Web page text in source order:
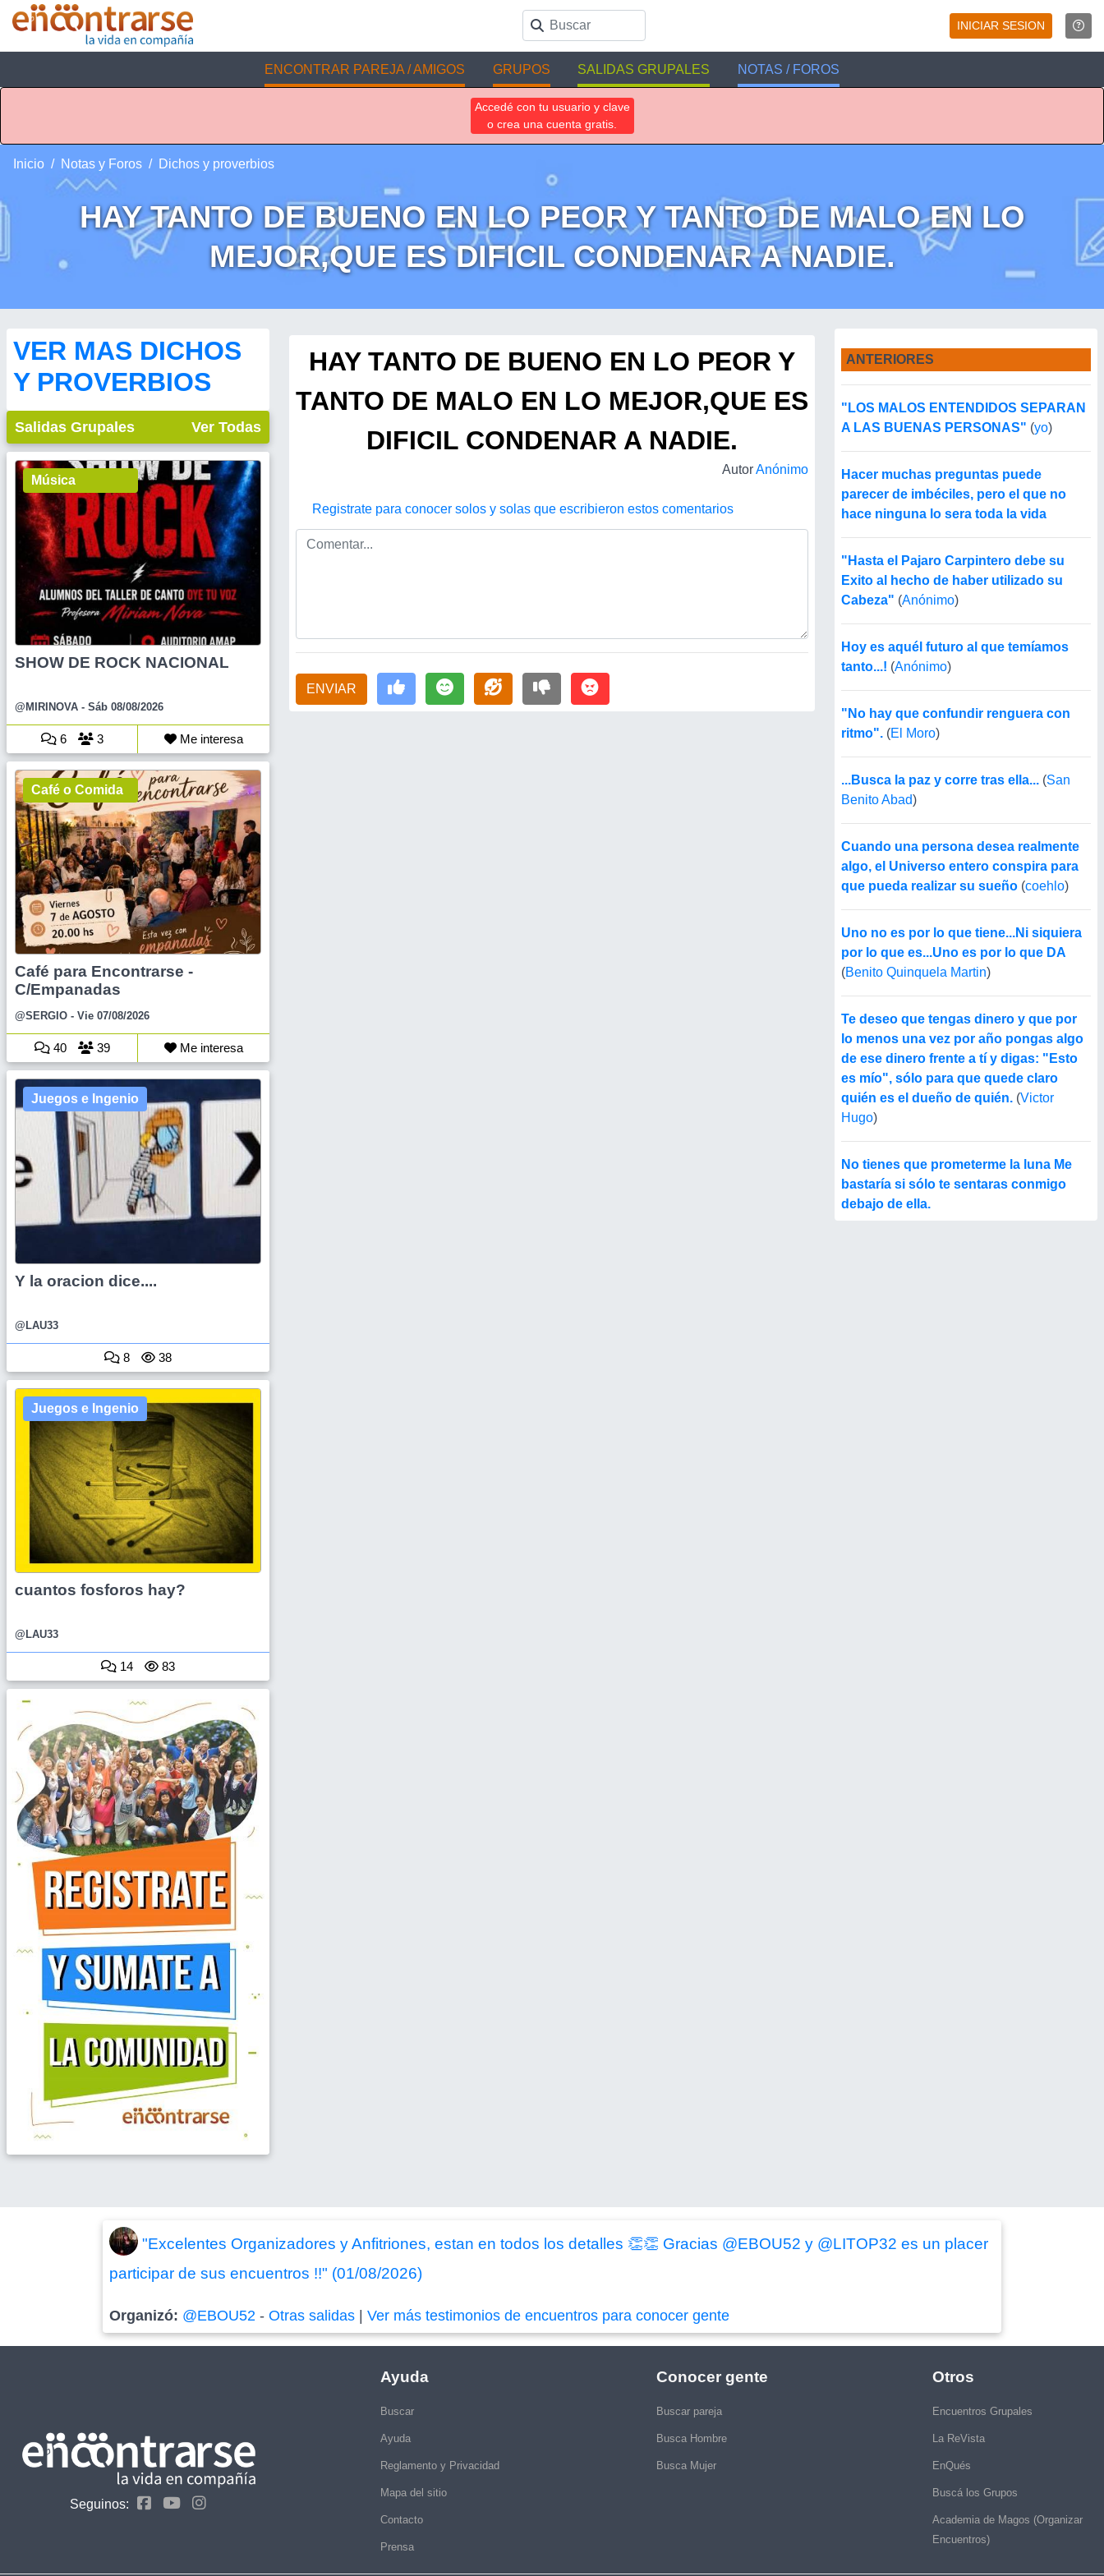
INICIAR SESION
ENCONTRAR PAREJA / AMIGOS GRUPOS SALIDAS GRUPALES NOTAS / FOROS
Accedé con tu usuario y clave
o crea una cuenta gratis.
Inicio Notas y Foros Dichos y proverbios
HAY TANTO DE BUENO EN LO PEOR Y TANTO DE MALO EN LO
MEJOR,QUE ES DIFICIL CONDENAR A NADIE.
VER MAS DICHOS
Y PROVERBIOS
Salidas Grupales Ver Todas
Música
SHOW DE ROCK NACIONAL
@MIRINOVA - Sáb 08/08/2026
6 3 Me interesa
Café o Comida
Café para Encontrarse -
C/Empanadas
@SERGIO - Vie 07/08/2026
40 39 Me interesa
Juegos e Ingenio
Y la oracion dice....
@LAU33
8 38
Juegos e Ingenio
cuantos fosforos hay?
@LAU33
14 83
HAY TANTO DE BUENO EN LO PEOR Y
TANTO DE MALO EN LO MEJOR,QUE ES
DIFICIL CONDENAR A NADIE.
AutorAnónimo
Registrate para conocer solos y solas que escribieron estos comentarios
ENVIAR
ANTERIORES
"LOS MALOS ENTENDIDOS SEPARAN
A LAS BUENAS PERSONAS" (yo)
Hacer muchas preguntas puede
parecer de imbéciles, pero el que no
hace ninguna lo sera toda la vida
"Hasta el Pajaro Carpintero debe su
Exito al hecho de haber utilizado su
Cabeza" (Anónimo)
Hoy es aquél futuro al que temíamos
tanto...! (Anónimo)
"No hay que confundir renguera con
ritmo". (El Moro)
...Busca la paz y corre tras ella... (San
Benito Abad)
Cuando una persona desea realmente
algo, el Universo entero conspira para
que pueda realizar su sueño (coehlo)
Uno no es por lo que tiene...Ni siquiera
por lo que es...Uno es por lo que DA
(Benito Quinquela Martin)
Te deseo que tengas dinero y que por
lo menos una vez por año pongas algo
de ese dinero frente a tí y digas: "Esto
es mío", sólo para que quede claro
quién es el dueño de quién. (Victor
Hugo)
No tienes que prometerme la luna Me
bastaría si sólo te sentaras conmigo
debajo de ella.
"Excelentes Organizadores y Anfitriones, estan en todos los detalles 👏👏 Gracias @EBOU52 y @LITOP32 es un placer
participar de sus encuentros !!" (01/08/2026)
Organizó: @EBOU52 -Otras salidas |Ver más testimonios de encuentros para conocer gente
Seguinos:
Ayuda
Buscar
Ayuda
Reglamento y Privacidad
Mapa del sitio
Contacto
Prensa
Conocer gente
Buscar pareja
Busca Hombre
Busca Mujer
Otros
Encuentros Grupales
La ReVista
EnQués
Buscá los Grupos
Academia de Magos (Organizar
Encuentros)